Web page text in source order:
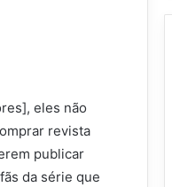
eles não
revista
publicar
da série que